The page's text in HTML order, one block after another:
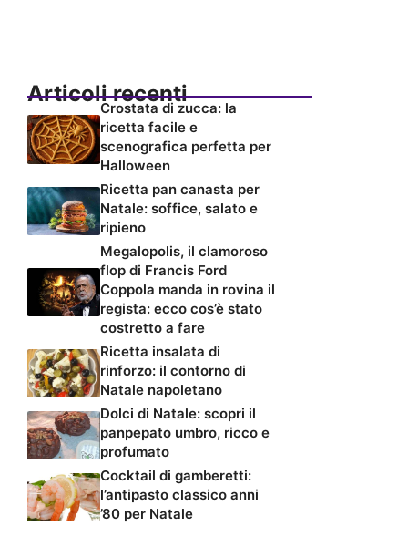
Articoli recenti
Crostata di zucca: la
ricetta facile e
scenografica perfetta per
Halloween
Ricetta pan canasta per
Natale: soffice, salato e
ripieno
Megalopolis, il clamoroso
flop di Francis Ford
Coppola manda in rovina il
regista: ecco cos’è stato
costretto a fare
Ricetta insalata di
rinforzo: il contorno di
Natale napoletano
Dolci di Natale: scopri il
panpepato umbro, ricco e
profumato
Cocktail di gamberetti:
l’antipasto classico anni
’80 per Natale